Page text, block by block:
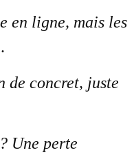
en ligne, mais les
.
de concret, juste
Une perte